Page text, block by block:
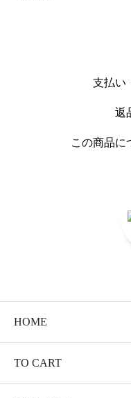
支払い
返
この商品に
HOME
TO CART